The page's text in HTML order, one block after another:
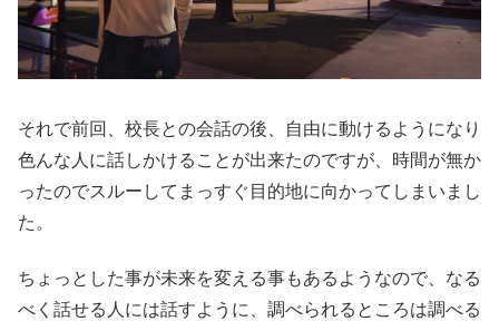
それで前回、校長との会話の後、自由に動けるようになり
色んな人に話しかけることが出来たのですが、時間が無か
ったのでスルーしてまっすぐ目的地に向かってしまいまし
た。
ちょっとした事が未来を変える事もあるようなので、なる
べく話せる人には話すように、調べられるところは調べる